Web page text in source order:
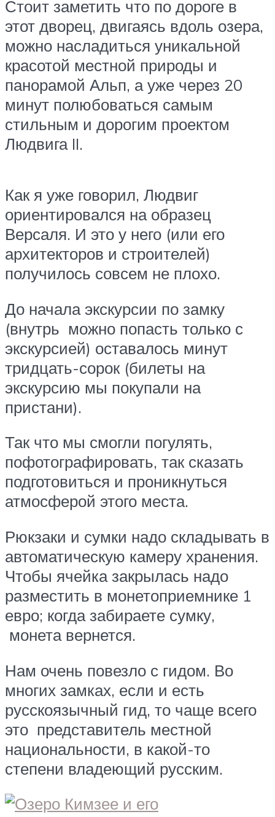
Стоит заметить что по дороге в
этот дворец, двигаясь вдоль озера,
можно насладиться уникальной
красотой местной природы и
панорамой Альп, а уже через 20
минут полюбоваться самым
стильным и дорогим проектом
Людвига II.
Как я уже говорил, Людвиг
ориентировался на образец
Версаля. И это у него (или его
архитекторов и строителей)
получилось совсем не плохо.
До начала экскурсии по замку
(внутрь можно попасть только с
экскурсией) оставалось минут
тридцать-сорок (билеты на
экскурсию мы покупали на
пристани).
Так что мы смогли погулять,
пофотографировать, так сказать
подготовиться и проникнуться
атмосферой этого места.
Рюкзаки и сумки надо складывать в
автоматическую камеру хранения.
Чтобы ячейка закрылась надо
разместить в монетоприемнике 1
евро; когда забираете сумку,
монета вернется.
Нам очень повезло с гидом. Во
многих замках, если и есть
русскоязычный гид, то чаще всего
это представитель местной
национальности, в какой-то
степени владеющий русским.